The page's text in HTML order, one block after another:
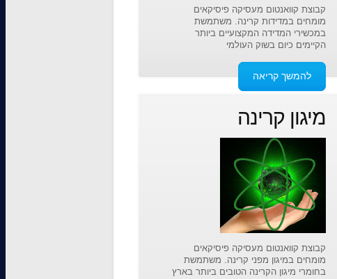
קבוצת קוואנטום מעסיקה פיסיקאים
מומחים במדידות קרינה. משתמשת
במכשירי המדידה המקצועיים ביותר
הקיימים כיום בשוק העולמי
להמשך קריאה
מיגון קרינה
קבוצת קוואנטום מעסיקה פיסיקאים
מומחים במיגון מפני קרינה. משתמשת
בחומרי מיגון הקרינה הטובים ביותר בארץ